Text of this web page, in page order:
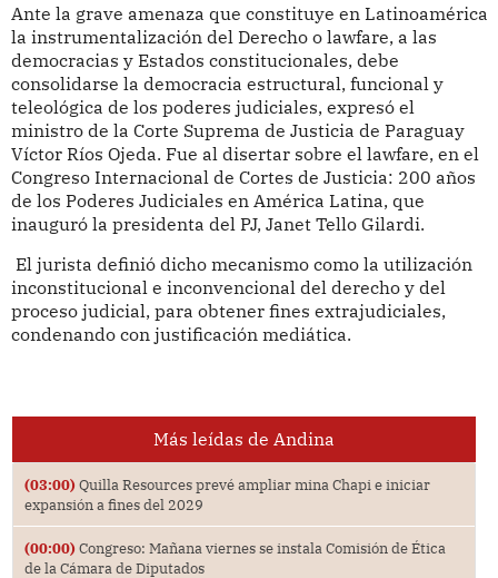
Ante la grave amenaza que constituye en Latinoamérica
la instrumentalización del Derecho o lawfare, a las
democracias y Estados constitucionales, debe
consolidarse la democracia estructural, funcional y
teleológica de los poderes judiciales, expresó el
ministro de la Corte Suprema de Justicia de Paraguay
Víctor Ríos Ojeda. Fue al disertar sobre el lawfare, en el
Congreso Internacional de Cortes de Justicia: 200 años
de los Poderes Judiciales en América Latina, que
inauguró la presidenta del PJ, Janet Tello Gilardi.
El jurista definió dicho mecanismo como la utilización
inconstitucional e inconvencional del derecho y del
proceso judicial, para obtener fines extrajudiciales,
condenando con justificación mediática.
Más leídas de Andina
(03:00) Quilla Resources prevé ampliar mina Chapi e iniciar
expansión a fines del 2029
(00:00) Congreso: Mañana viernes se instala Comisión de Ética
de la Cámara de Diputados